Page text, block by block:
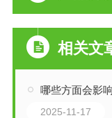
相关文
哪些方面会影
2025-11-17